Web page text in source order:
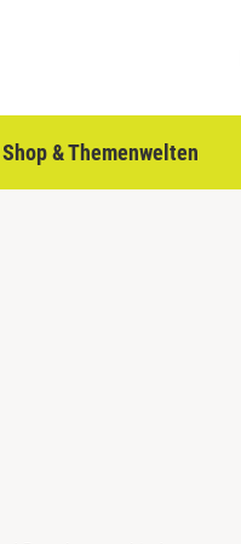
Shop & Themenwelten